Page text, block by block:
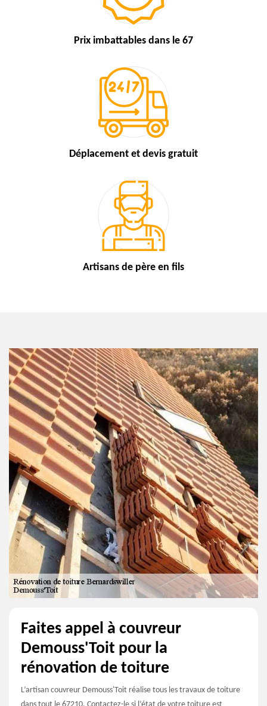
Prix imbattables dans le 67
Déplacement et devis gratuit
Artisans de père en fils
Faites appel à couvreur
Demouss'Toit pour la
rénovation de toiture
L’artisan couvreur Demouss'Toit réalise tous les travaux de toiture